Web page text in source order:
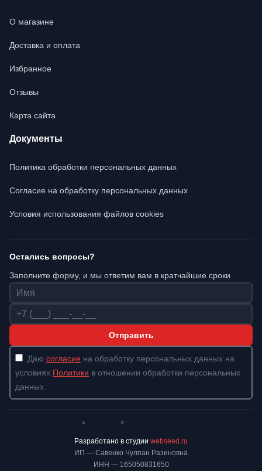
О магазине
Доставка и оплата
Избранное
Отзывы
Карта сайта
Документы
Политика обработки персональных данных
Согласие на обработку персональных данных
Условия использования файлов cookies
Остались вопросы?
Заполните форму, и мы ответим вам в кратчайшие сроки
Имя
Телефон
Отправить
Даю согласие на обработку персональных данных на
условиях Политики в отношении обработки персональных
данных.
ИП — Савенко Чулпан Разиновна
ИНН — 165050831650
* *
Разработано в студии webseed.ru